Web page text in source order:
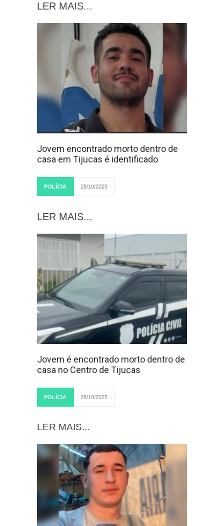
LER MAIS...
Jovem encontrado morto dentro de
casa em Tijucas é identificado
POLÍCIA 28/10/2025
LER MAIS...
Jovem é encontrado morto dentro de
casa no Centro de Tijucas
POLÍCIA 28/10/2025
LER MAIS...